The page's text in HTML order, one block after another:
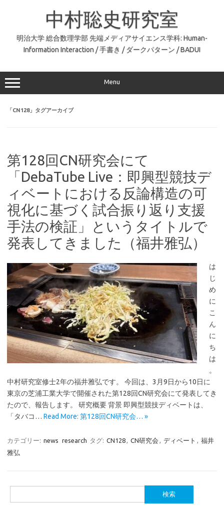
中村聡史研究室
明治大学 総合数理学部 先端メディアサイエンス学科: Human-
Information Interaction / 手書き / ダークパターン / BADUI
Menu
「CN128」タグアーカイブ
第128回CN研究会にて
「DebaTube Live：即興型競技デ
ィベートにおける反論構造の可
視化に基づく試合振り返り支援
手法の検証」というタイトルで
発表してきました（福井雅弘）
は
じ
め
に
こ
ん
に
ち
は
。
中村研究室修士2年の福井雅弘です。 今回は、3月9日から10日に
東京の芝浦工業大学で開催された第128回CN研究会にて発表してき
たので、報告します。 研究概要 背景 即興型競技ディベートは、
「タバコ… Read More: 第128回CN研究会… »
カテゴリー: news research タグ: CN128, CN研究会 , ディベート , 福井
雅弘
索: